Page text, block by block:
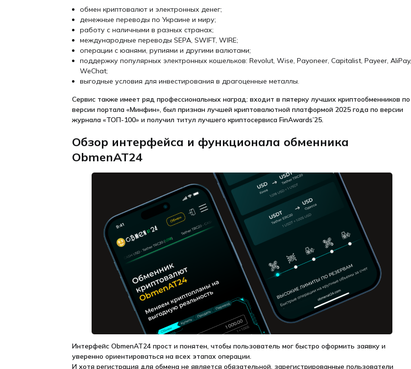
обмен криптовалют и электронных денег;
денежные переводы по Украине и миру;
работу с наличными в разных странах;
международные переводы SEPA, SWIFT, WIRE;
операции с юанями, рупиями и другими валютами;
поддержку популярных электронных кошельков: Revolut, Wise, Payoneer, Capitalist, Payeer, AliPay,
WeChat;
выгодные условия для инвестирования в драгоценные металлы.
Сервис также имеет ряд профессиональных наград: входит в пятерку лучших криптообменников по
версии портала «Минфин», был признан лучшей криптовалютной платформой 2025 года по версии
журнала «ТОП-100» и получил титул лучшего криптосервиса FinAwards’25.
Обзор интерфейса и функционала обменника
ObmenAT24
Интерфейс ObmenAT24 прост и понятен, чтобы пользователь мог быстро оформить заявку и
уверенно ориентироваться на всех этапах операции.
И хотя регистрация для обмена не является обязательной, зарегистрированные пользователи